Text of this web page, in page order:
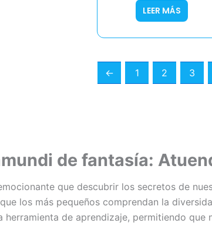
LEER MÁS
← 1 2 3
de fantasía:
que descubrir los secretos de
los más pequeños comprendan la
herramienta de aprendizaje, permitiendo